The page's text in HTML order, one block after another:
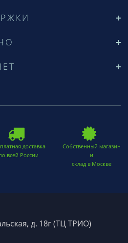
доставка
всей России
Собственный магазин
и
склад в Москве
д. 18г (ТЦ ТРИО)